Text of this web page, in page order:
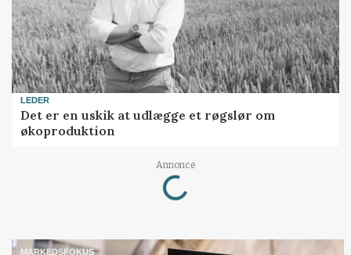
LEDER
Det er en uskik at udlægge et røgslør om
økoproduktion
Annonce
Loading...
MARKEDSFOKUS